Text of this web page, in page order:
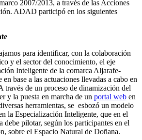
2007/2013, a través de las Acciones
ADAD participó en los siguientes
para identificar, con la colaboración
y el sector del conocimiento, el eje
Inteligente de la comarca Aljarafe-
base a las actuaciones llevadas a cabo en
través de un proceso de dinamización del
y la puesta en marcha de un portal web en
herramientas, se esbozó un modelo
la Especialización Inteligente, que en el
debe pilotar, según los participantes en el
sobre el Espacio Natural de Doñana.